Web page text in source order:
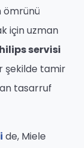
ömrünü
için uzman
servisi
şekilde tamir
tasarruf
de, Miele